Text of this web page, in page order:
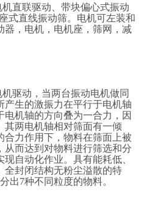
25-50≤30050-
35-
25-
直联驱动、带块偏心式振动
式直线振动筛。电机可左装和
器，电机，电机座，筛网，减
驱动，当两台振动电机做同
产生的激振力在平行于电机轴
机轴的方向叠为一合力，因
其两电机轴相对筛面有一倾
力作用下，物料在筛面上被
而达到对物料进行筛选和分
自动化作业。具有能耗低、
全封闭结构无粉尘溢散的特
出7种不同粒度的物料。